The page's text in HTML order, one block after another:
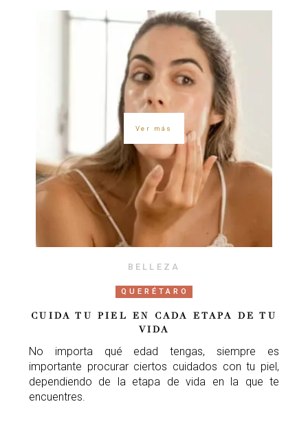
Ver más
BELLEZA
QUERÉTARO
CUIDA TU PIEL EN CADA ETAPA DE TU
VIDA
No importa qué edad tengas, siempre es
importante procurar ciertos cuidados con tu piel,
dependiendo de la etapa de vida en la que te
encuentres.